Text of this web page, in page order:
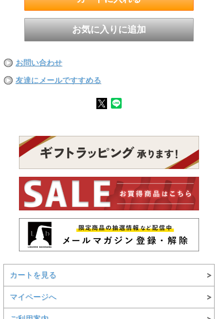
お問い合わせ
友達にメールですすめる
カートを見る
マイページへ